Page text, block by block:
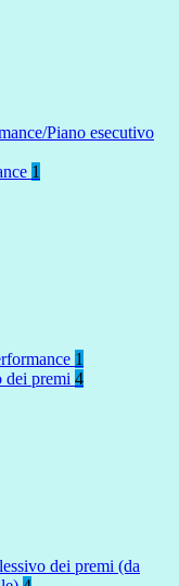
Piano esecutivo
1
1
dei premi 4
dei premi (da